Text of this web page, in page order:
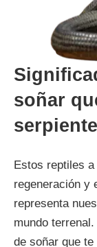
soñar
Estos reptiles
regeneración y
representa
mundo
de soñar que